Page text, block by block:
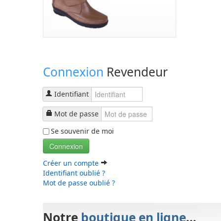
Connexion Revendeur
Identifiant
Mot de passe
Se souvenir de moi
Connexion
Créer un compte
Identifiant oublié ?
Mot de passe oublié ?
Notre boutique en ligne...